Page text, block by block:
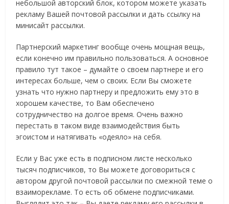
небольшой авторский блок, котором можете указать
рекламу Вашей почтовой рассылки и дать ссылку на
минисайт рассылки.
Партнерский маркетинг вообще очень мощная вещь,
если конечно им правильно пользоваться. А основное
правило тут такое – думайте о своем партнере и его
интересах больше, чем о своих. Если Вы сможете
узнать что нужно партнеру и предложить ему это в
хорошем качестве, то Вам обеспечено
сотрудничество на долгое время. Очень важно
перестать в таком виде взаимодействия быть
эгоистом и натягивать «одеяло» на себя.
Если у Вас уже есть в подписном листе несколько
тысяч подписчиков, то Вы можете договориться с
автором другой почтовой рассылки по смежной теме о
взаиморекламе. То есть об обмене подписчиками.